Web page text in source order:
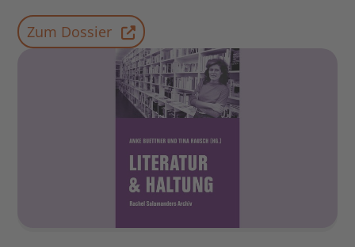
Zum Dossier